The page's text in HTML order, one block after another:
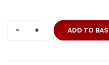
NSB
propaganda
ADD TO